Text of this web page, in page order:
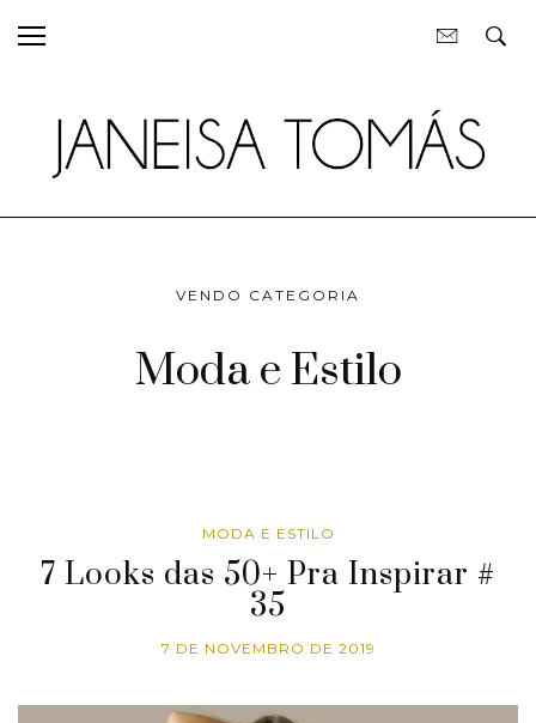
VENDO CATEGORIA
Moda e Estilo
MODA E ESTILO
7 Looks das 50+ Pra Inspirar #
35
7 DE NOVEMBRO DE 2019